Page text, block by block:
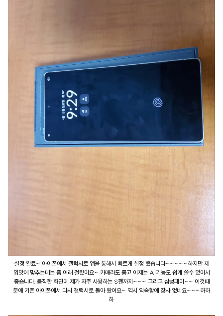
설정 완료~ 아이폰에서 갤럭시로 앱을 통해서 빠르게 설정 했습니다~~~~~하지만 제
입맛에 맞추는데는 좀 어래 걸렸어요~ 카매라도 좋고 이제는 AI기능도 쉽게 쓸수 있어서
좋습니다. 큼직한 화면에 제가 자주 사용하는 S펜까지~~~ 그리고 삼성페이~~ 이것때
문에 기존 아이폰에서 다시 갤럭시로 돌아 왔어요~ 역시 익숙함에 장사 없네요~~~하하
하